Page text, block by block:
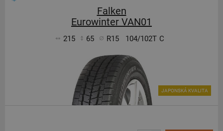
Falken
Eurowinter VAN01
215 65 R15 104/102T C
JAPONSKÁ KVALITA